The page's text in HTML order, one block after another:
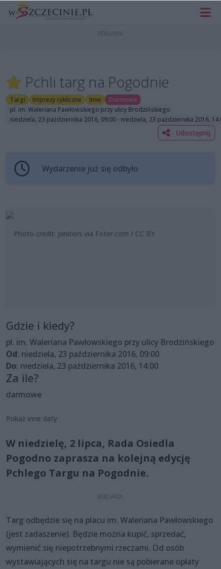
Pchli targ na Pogodnie
Targi Imprezy cykliczne Inne
Darmowe
pl. im. Waleriana Pawłowskiego przy ulicy Brodzińskiego
niedziela, 23 października 2016, 09:00 - niedziela, 23 października 2016,
Udostępnij
Wydarzenie już się odbyło
Photo credit: Janitors via Foter.com / CC BY
Gdzie i kiedy?
pl. im. Waleriana Pawłowskiego przy ulicy Brodzińskiego
Od: niedziela, 23 października 2016, 09:00
Do: niedziela, 23 października 2016, 14:00
Za ile?
darmowe
Pokaż inne daty
W niedzielę, 2 lipca, Rada Osiedla
Pogodno zaprasza na kolejną edycję
Pchlego Targu na Pogodnie.
Targ odbędzie się na placu im. Waleriana Pawłowskiego
(jest zadaszenie). Będzie można kupić, sprzedać,
wymienić się niepotrzebnymi rzeczami. Od osób
wystawiających się na targu nie są pobierane opłaty